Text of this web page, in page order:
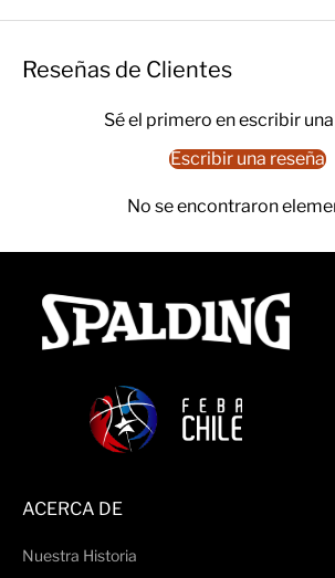
Reseñas de Clientes
Sé el primero en escribir
Escribir una reseña
No se encontraron
ACERCA DE
Nuestra Historia